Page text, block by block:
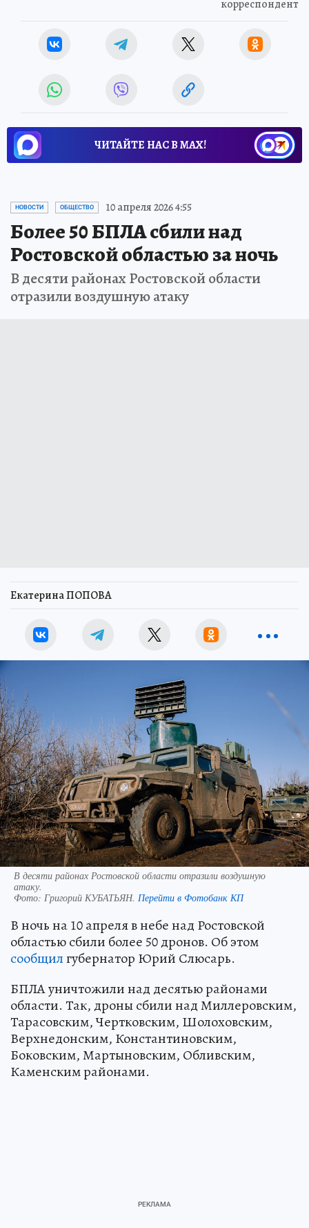
корреспондент
ЧИТАЙТЕ НАС В МАХ!
НОВОСТИ ОБЩЕСТВО 10 апреля 2026 4:55
Более 50 БПЛА сбили над
Ростовской областью за ночь
В десяти районах Ростовской области
отразили воздушную атаку
Екатерина ПОПОВА
В десяти районах Ростовской области отразили воздушную
атаку.
Фото: Григорий КУБАТЬЯН. Перейти в Фотобанк КП
В ночь на 10 апреля в небе над Ростовской
областью сбили более 50 дронов. Об этом
сообщилгубернатор Юрий Слюсарь.
БПЛА уничтожили над десятью районами
области. Так, дроны сбили над Миллеровским,
Тарасовским, Чертковским, Шолоховским,
Верхнедонским, Константиновским,
Боковским, Мартыновским, Обливским,
Каменским районами.